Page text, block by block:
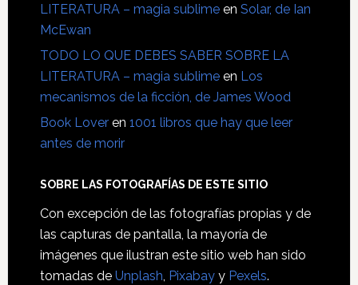
LITERATURA – magia sublimeen Solar, de Ian
McEwan
TODO LO QUE DEBES SABER SOBRE LA
LITERATURA – magia sublimeen Los
mecanismos de la ficción, de James Wood
Book Loveren 1001 libros que hay que leer
antes de morir
SOBRE LAS FOTOGRAFÍAS DE ESTE SITIO
Con excepción de las fotografías propias y de
las capturas de pantalla, la mayoría de
imágenes que ilustran este sitio web han sido
tomadas de Unplash Pixabayy Pexels.